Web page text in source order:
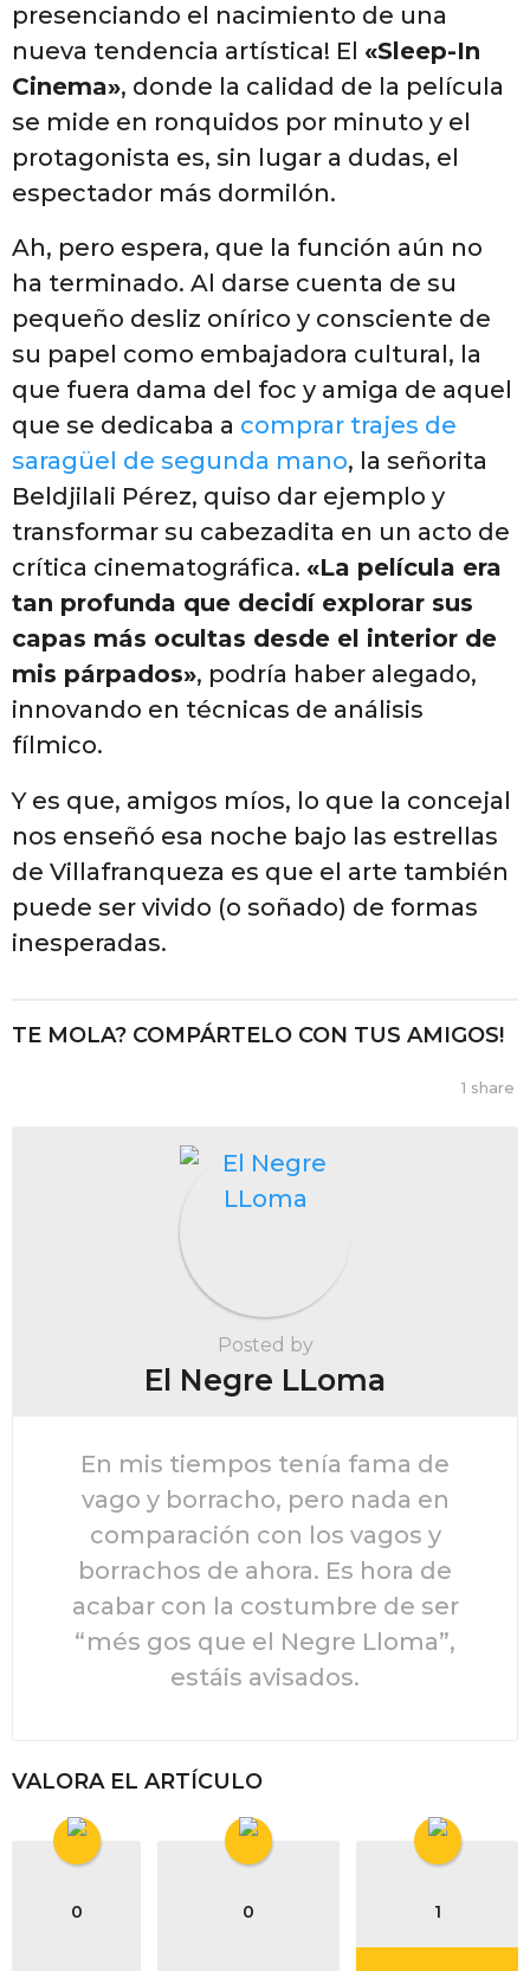
presenciando el nacimiento de una
nueva tendencia artística! El «Sleep-In
Cinema», donde la calidad de la película
se mide en ronquidos por minuto y el
protagonista es, sin lugar a dudas, el
espectador más dormilón.
Ah, pero espera, que la función aún no
ha terminado. Al darse cuenta de su
pequeño desliz onírico y consciente de
su papel como embajadora cultural, la
que fuera dama del foc y amiga de aquel
que se dedicaba a comprar trajes de
saragüel de segunda mano, la señorita
Beldjilali Pérez, quiso dar ejemplo y
transformar su cabezadita en un acto de
crítica cinematográfica. «La película era
tan profunda que decidí explorar sus
capas más ocultas desde el interior de
mis párpados», podría haber alegado,
innovando en técnicas de análisis
fílmico.
Y es que, amigos míos, lo que la concejal
nos enseñó esa noche bajo las estrellas
de Villafranqueza es que el arte también
puede ser vivido (o soñado) de formas
inesperadas.
TE MOLA? COMPÁRTELO CON TUS AMIGOS!
1 share
Posted by
El Negre LLoma
En mis tiempos tenía fama de
vago y borracho, pero nada en
comparación con los vagos y
borrachos de ahora. Es hora de
acabar con la costumbre de ser
“més gos que el Negre Lloma”,
estáis avisados.
VALORA EL ARTÍCULO
0 0 1